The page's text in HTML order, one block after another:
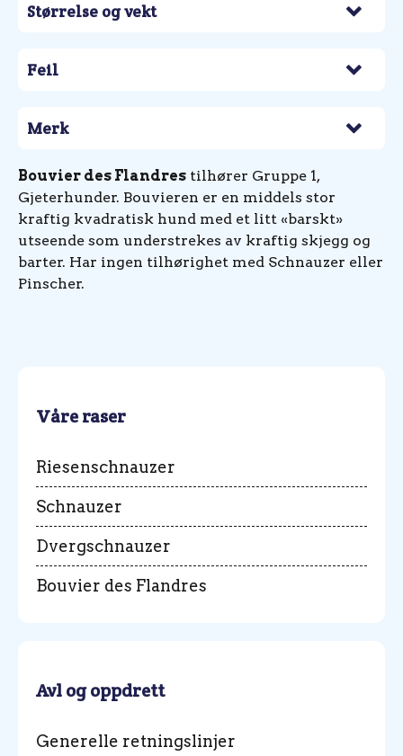
Størrelse og vekt
Feil
Merk
Bouvier des Flandres tilhører Gruppe 1,
Gjeterhunder. Bouvieren er en middels stor
kraftig kvadratisk hund med et litt «barskt»
utseende som understrekes av kraftig skjegg og
barter. Har ingen tilhørighet med Schnauzer eller
Pinscher.
Våre raser
Riesenschnauzer
Schnauzer
Dvergschnauzer
Bouvier des Flandres
Avl og oppdrett
Generelle retningslinjer